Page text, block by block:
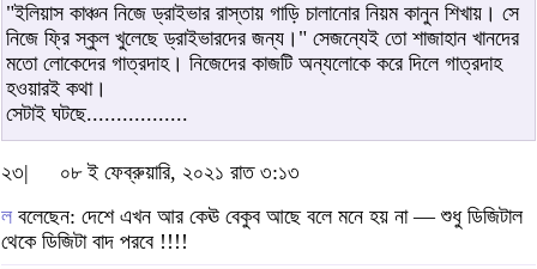
"ইলিয়াস কাঞ্চন নিজে ড্রাইভার রাস্তায় গাড়ি চালানোর নিয়ম কানুন শিখায়। সে
নিজে ফ্রি স্কুল খুলেছে ড্রাইভারদের জন্য।" সেজন্যেই তো শাজাহান খানদের
মতো লোকেদের গাত্রদাহ। নিজেদের কাজটি অন্যলোকে করে দিলে গাত্রদাহ
হওয়ারই কথা।
সেটাই ঘটছে.................
২৩|
০৮ ই ফেব্রুয়ারি, ২০২১ রাত ৩:১৩
ল বলেছেন: দেশে এখন আর কেঊ বেকুব আছে বলে মনে হয় না — শুধু ডিজিটাল
থেকে ডিজিটা বাদ পরবে !!!!